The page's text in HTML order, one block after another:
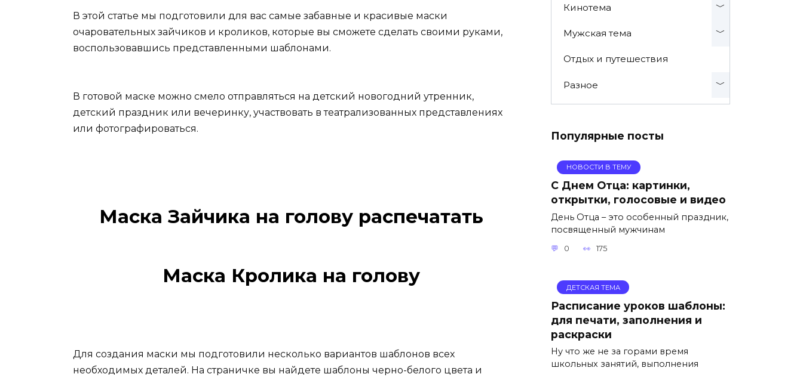
В этой статье мы подготовили для вас самые забавные и красивые маски
очаровательных зайчиков и кроликов, которые вы сможете сделать своими руками,
воспользовавшись представленными шаблонами.
В готовой маске можно смело отправляться на детский новогодний утренник,
детский праздник или вечеринку, участвовать в театрализованных представлениях
или фотографироваться.
Маска Зайчика на голову распечатать
Маска Кролика на голову
Для создания маски мы подготовили несколько вариантов шаблонов всех
необходимых деталей. На страничке вы найдете шаблоны черно-белого цвета и
Кинотема
Мужская тема
Отдых и путешествия
Разное
Популярные посты
НОВОСТИ В ТЕМУ
С Днем Отца: картинки,
открытки, голосовые и видео
День Отца – это особенный праздник,
посвященный мужчинам
0 175
ДЕТСКАЯ ТЕМА
Расписание уроков шаблоны:
для печати, заполнения и
раскраски
Ну что же не за горами время
школьных занятий, выполнения